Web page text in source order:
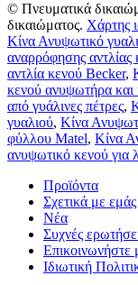
© Πνευματικά
δικαιώματος. Χάρτης
Κίνα Ανυψωτικό
αναρρόφησης αντλίας
αντλία κενού Becker,
κενού ανυψωτήρα και
από γυάλινες πέτρες,
γυαλιού, Κίνα
φύλλου Matel, Κίνα
ανυψωτικό κενού για
Προϊόντα
Σχετικά με εμάς
Νέα
Συχνές
Επικοινωνήστε
Ιδιωτική